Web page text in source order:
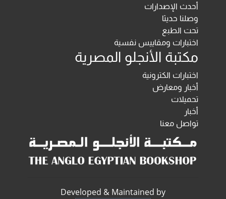
أحدث الإصدارات
وصلنا حديثا
تحت الطبع
اختبارات ومقاييس نفسية
مكتبة الأنجلو المصرية
اختبارات الكترونية
أخبار ومعارض
تحميلات
أخبار
تواصل معنا
Developed & Maintained by